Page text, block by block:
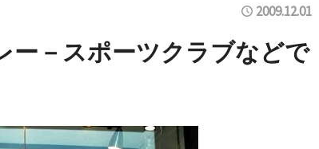
2009.12.01
ー－スポーツクラブなどで